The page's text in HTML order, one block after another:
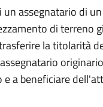
assegnatario di
di terreno
la titolarità
a beneficiare